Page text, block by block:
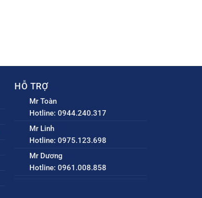
HỖ TRỢ
Mr Toàn
Hotline: 0944.240.317
Mr Linh
Hotline: 0975.123.698
Mr Dương
Hotline: 0961.008.858